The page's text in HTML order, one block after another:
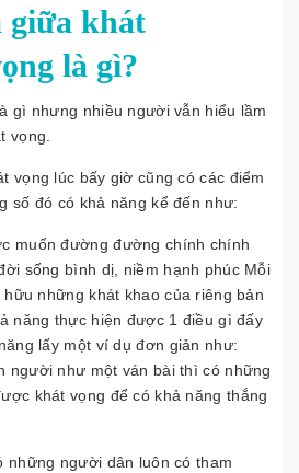
giữa khát
là gì?
gì nhưng nhiều người vẫn hiểu lầm
vọng.
vọng lúc bấy giờ cũng có các điểm
số đó có khả năng kể đến như:
muốn đường đường chính chính
sống bình dị, niềm hạnh phúc Mỗi
những khát khao của riêng bản
năng thực hiện được 1 điều gì đấy
lấy một ví dụ đơn giản như:
người như một ván bài thì có những
khát vọng để có khả năng thắng
những người dân luôn có tham